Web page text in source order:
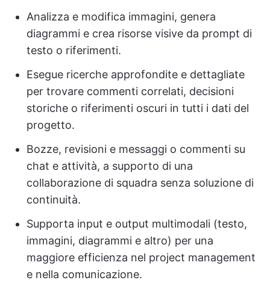
Analizza e modifica immagini, genera
diagrammi e crea risorse visive da prompt di
testo o riferimenti.
Esegue ricerche approfondite e dettagliate
per trovare commenti correlati, decisioni
storiche o riferimenti oscuri in tutti i dati del
progetto.
Bozze, revisioni e messaggi o commenti su
chat e attività, a supporto di una
collaborazione di squadra senza soluzione di
continuità.
Supporta input e output multimodali (testo,
immagini, diagrammi e altro) per una
maggiore efficienza nel project management
e nella comunicazione.